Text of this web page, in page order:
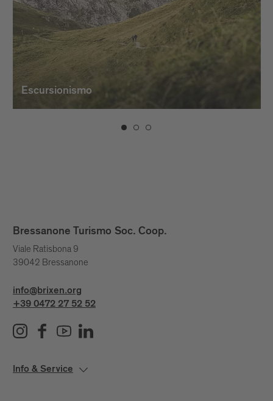
Escursionismo
Bressanone Turismo Soc. Coop.
Viale Ratisbona 9
39042 Bressanone
info@brixen.org
+39 0472 27 52 52
Info & Service